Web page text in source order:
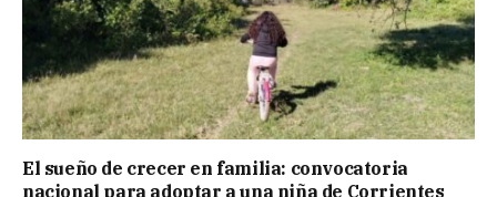
El sueño de crecer en familia: convocatoria
nacional para adoptar a una niña de Corrientes